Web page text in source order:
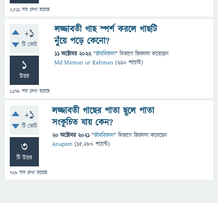
2,511 বার দেখা হয়েছে
+1
টি ভোট
1
উত্তর
1,179 বার দেখা হয়েছে
লজ্জাবতী গাছ স্পর্শ করলে গাছটি
নুঁয়ে পড়ে কেনো?
11 অক্টোবর 2022 "জীববিজ্ঞান" বিভাগে জিজ্ঞাসাকরেছেন
Md Mamun ur Rahman (610 পয়েন্ট)
+1
টি ভোট
3
টি উত্তর
729 বার দেখা হয়েছে
লজ্জাবতী গাছের পাতা ছুলে পাতা
সংকুচিত যায় কেন?
20 অক্টোবর 2021 "জীববিজ্ঞান" বিভাগে জিজ্ঞাসাকরেছেন
Anupom (15,280 পয়েন্ট)